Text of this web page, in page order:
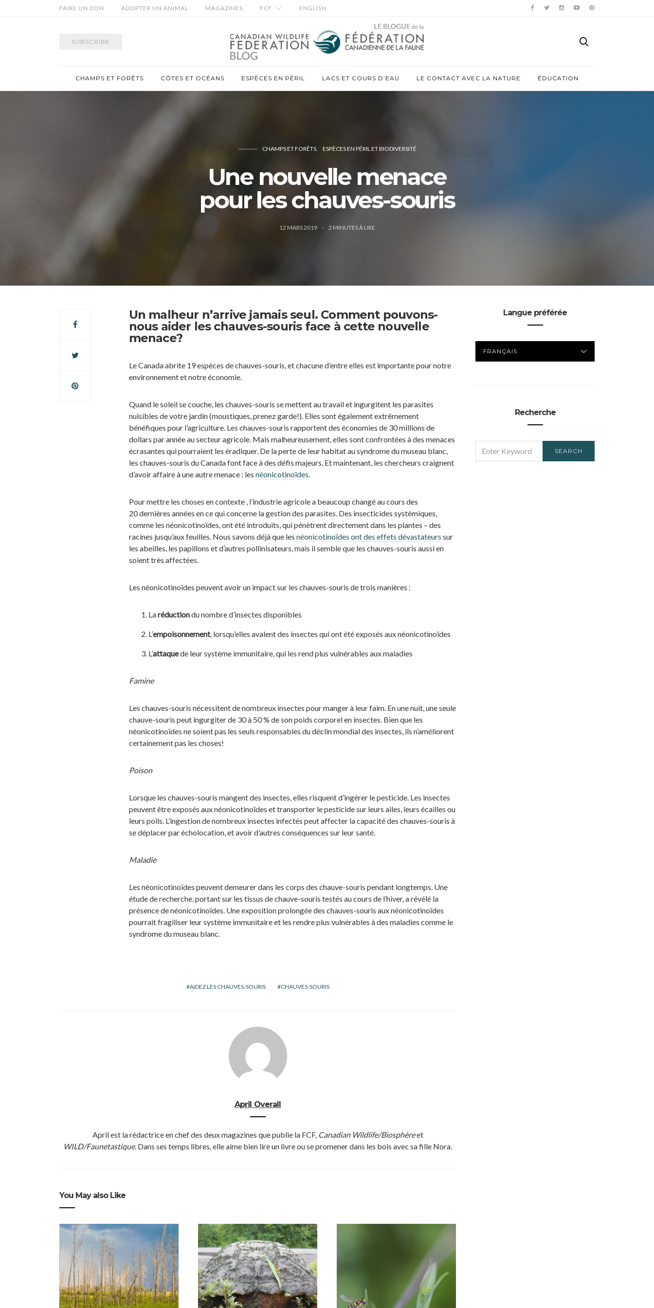
FAIRE UN DON ADOPTER UN ANIMAL MAGAZINES FCF ENGLISH
SUBSCRIBE
CHAMPS ET FORÊTS CÔTES ET OCÉANS ESPÈCES EN PÉRIL LACS ET COURS D’EAU LE CONTACT AVEC LA NATURE ÉDUCATION
CHAMPS ET FORÊTS ESPÈCES EN PÉRIL ET BIODIVERSITÉ
Une nouvelle menace
pour les chauves-souris
12 MARS 2019 2 MINUTES À LIRE
Un malheur n’arrive jamais seul. Comment pouvons-
nous aider les chauves-souris face à cette nouvelle
menace?
Le Canada abrite 19 espèces de chauves-souris, et chacune d’entre elles est importante pour notre
environnement et notre économie.
Quand le soleil se couche, les chauves-souris se mettent au travail et ingurgitent les parasites
nuisibles de votre jardin (moustiques, prenez garde!). Elles sont également extrêmement
bénéfiques pour l’agriculture. Les chauves-souris rapportent des économies de 30 millions de
dollars par année au secteur agricole. Mais malheureusement, elles sont confrontées à des menaces
écrasantes qui pourraient les éradiquer. De la perte de leur habitat au syndrome du museau blanc,
les chauves-souris du Canada font face à des défis majeurs. Et maintenant, les chercheurs craignent
d’avoir affaire à une autre menace : les néonicotinoïdes.
Pour mettre les choses en contexte , l’industrie agricole a beaucoup changé au cours des
20 dernières années en ce qui concerne la gestion des parasites. Des insecticides systémiques,
comme les néonicotinoïdes, ont été introduits, qui pénètrent directement dans les plantes – des
racines jusqu’aux feuilles. Nous savons déjà que les néonicotinoïdes ont des effets dévastateurs sur
les abeilles, les papillons et d’autres pollinisateurs, mais il semble que les chauves-souris aussi en
soient très affectées.
Les néonicotinoïdes peuvent avoir un impact sur les chauves-souris de trois manières :
Laréductiondu nombre d’insectes disponibles
L’empoisonnement, lorsqu’elles avalent des insectes qui ont été exposés aux néonicotinoïdes
L’attaquede leur système immunitaire, qui les rend plus vulnérables aux maladies
Famine
Les chauves-souris nécessitent de nombreux insectes pour manger à leur faim. En une nuit, une seule
chauve-souris peut ingurgiter de 30 à 50 % de son poids corporel en insectes. Bien que les
néonicotinoïdes ne soient pas les seuls responsables du déclin mondial des insectes, ils n’améliorent
certainement pas les choses!
Poison
Lorsque les chauves-souris mangent des insectes, elles risquent d’ingérer le pesticide. Les insectes
peuvent être exposés aux néonicotinoïdes et transporter le pesticide sur leurs ailes, leurs écailles ou
leurs poils. L’ingestion de nombreux insectes infectés peut affecter la capacité des chauves-souris à
se déplacer par écholocation, et avoir d’autres conséquences sur leur santé.
Maladie
Les néonicotinoïdes peuvent demeurer dans les corps des chauve-souris pendant longtemps. Une
étude de recherche, portant sur les tissus de chauve-souris testés au cours de l’hiver, a révélé la
présence de néonicotinoïdes. Une exposition prolongée des chauves-souris aux néonicotinoïdes
pourrait fragiliser leur système immunitaire et les rendre plus vulnérables à des maladies comme le
syndrome du museau blanc.
AIDEZ LES CHAUVES-SOURIS CHAUVES-SOURIS
April Overall
April est la rédactrice en chef des deux magazines que publie la FCF, Canadian Wildlife/Biosphèreet
WILD/Faunetastique. Dans ses temps libres, elle aime bien lire un livre ou se promener dans les bois avec sa fille Nora.
You May also Like
Langue préférée
PRÉFÉRÉE
Recherche
FOR:
SEARCH